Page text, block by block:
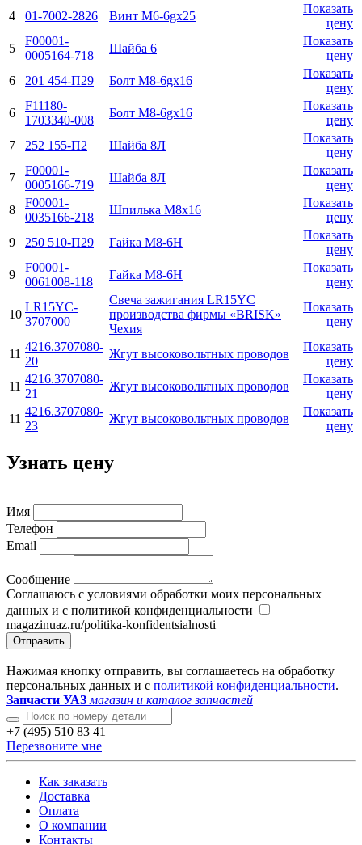
4
01-7002-2826 Винт M6-6gx25
Показать
цену
5
F00001-
0005164-718
Шайба 6
Показать
цену
6
201 454-П29 Болт М8-6gx16
Показать
цену
6
F11180-
1703340-008
Болт М8-6gx16
Показать
цену
7
252 155-П2 Шайба 8Л
Показать
цену
7
F00001-
0005166-719
Шайба 8Л
Показать
цену
8
F00001-
0035166-218
Шпилька М8х16
Показать
цену
9
250 510-П29 Гайка М8-6H
Показать
цену
9
F00001-
0061008-118
Гайка М8-6H
Показать
цену
10
LR15YC-
3707000
Свеча зажигания LR15YC
производства фирмы «BRISK»
Чехия
Показать
цену
11
4216.3707080-
20
Жгут высоковольтных проводов
Показать
цену
11
4216.3707080-
21
Жгут высоковольтных проводов
Показать
цену
11
4216.3707080-
23
Жгут высоковольтных проводов
Показать
цену
Узнать цену
Имя
Телефон
Email
Сообщение
Соглашаюсь с условиями обработки моих персональных
данных и с политикой конфиденциальности
magazinuaz.ru/politika-konfidentsialnosti
Отправить
Нажимая кнопку отправить, вы соглашаетесь на обработку
персональных данных и с политикой конфиденциальности.
Запчасти УАЗ магазин и каталог запчастей
+7 (495) 510 83 41
Перезвоните мне
Как заказать
Доставка
Оплата
О компании
Контакты